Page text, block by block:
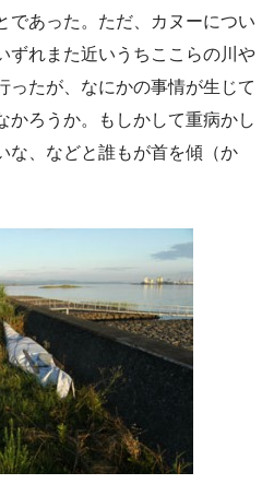
であった。ただ、カヌーについ
ずれまた近いうちここらの川や
ったが、なにかの事情が生じて
かろうか。もしかして重病かし
な、などと誰もが首を傾（か